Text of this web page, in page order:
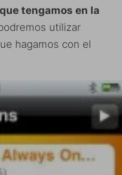
tengamos en la
utilizar
hagamos con el